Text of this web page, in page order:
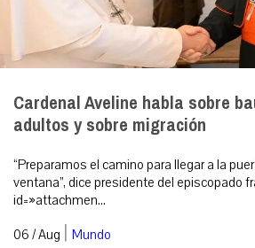
Cardenal Aveline habla sobre
adultos y sobre migración
“Preparamos el camino para llegar a la
ventana”, dice presidente del episcopado
id=»attachmen...
06 / Aug | Mundo